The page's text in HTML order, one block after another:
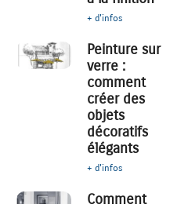
+ d'infos
Peinture sur
verre :
comment
créer des
objets
décoratifs
élégants
+ d'infos
Comment